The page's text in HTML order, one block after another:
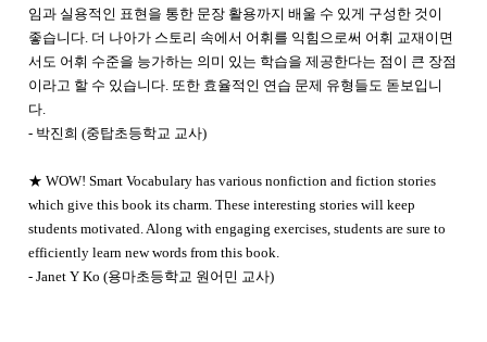
임과 실용적인 표현을 통한 문장 활용까지 배울 수 있게 구성한 것이
좋습니다. 더 나아가 스토리 속에서 어휘를 익힘으로써 어휘 교재이면
서도 어휘 수준을 능가하는 의미 있는 학습을 제공한다는 점이 큰 장점
이라고 할 수 있습니다. 또한 효율적인 연습 문제 유형들도 돋보입니
다.
- 박진희 (중탑초등학교 교사)
★ WOW! Smart Vocabulary has various nonfiction and fiction stories
which give this book its charm. These interesting stories will keep
students motivated. Along with engaging exercises, students are sure to
efficiently learn new words from this book.
- Janet Y Ko (용마초등학교 원어민 교사)